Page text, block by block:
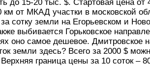
до 15-20 тыс. $. Стартовая цена от
км от МКАД участки в московской
сотку земли на Егорьевском и
выбивается Горьковское
оно самое дешевое. Дмитровское
земли здесь? Всего за 2000 $
граница цены за 10 соток –